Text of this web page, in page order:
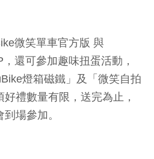
微笑單車官方版 與
還可參加趣味扭蛋活動，
燈箱磁鐵」及「微笑自拍
禮數量有限，送完為止，
場參加。